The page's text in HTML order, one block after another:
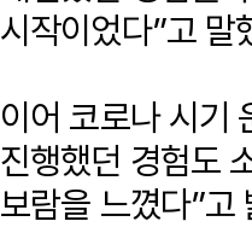
시작이었다”고 말
이어 코로나 시기
진행했던 경험도
보람을 느꼈다”고